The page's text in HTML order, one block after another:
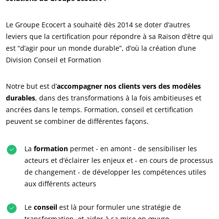
Le Groupe Ecocert a souhaité dès 2014 se doter d’autres
leviers que la certification pour répondre à sa Raison d’être qui
est “d’agir pour un monde durable”, d’où la création d’une
Division Conseil et Formation
Notre but est d’accompagner nos clients vers des modèles
durables, dans des transformations à la fois ambitieuses et
ancrées dans le temps. Formation, conseil et certification
peuvent se combiner de différentes façons.
La formation permet - en amont - de sensibiliser les
acteurs et d’éclairer les enjeux et - en cours de processus
de changement - de développer les compétences utiles
aux différents acteurs
Le conseil est là pour formuler une stratégie de